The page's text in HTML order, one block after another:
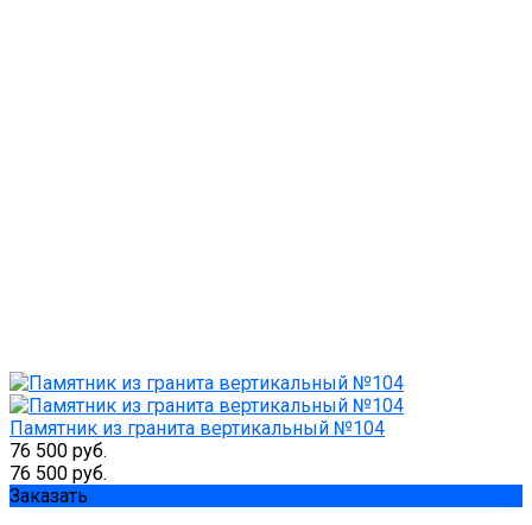
Памятник из гранита вертикальный №104
76 500 руб.
76 500 руб.
Заказать